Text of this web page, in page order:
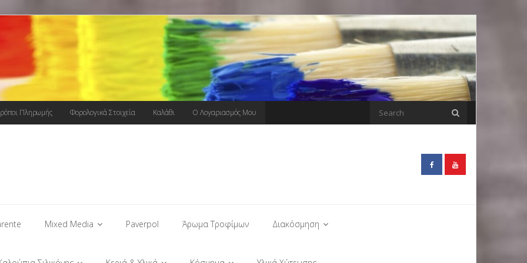
Πληρωμής Φορολογικά Στοιχεία Καλάθι Ο Λογαριασμός Μου
Mixed Media Paverpol Άρωμα Τροφίμων Διακόσμηση